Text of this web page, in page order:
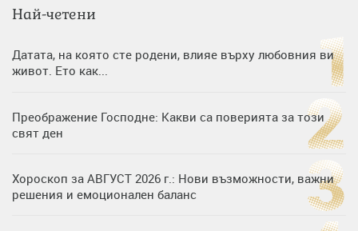
Най-четени
Датата, на която сте родени, влияе върху любовния ви
живот. Ето как...
Преображение Господне: Какви са поверията за този
свят ден
Хороскоп за АВГУСТ 2026 г.: Нови възможности, важни
решения и емоционален баланс